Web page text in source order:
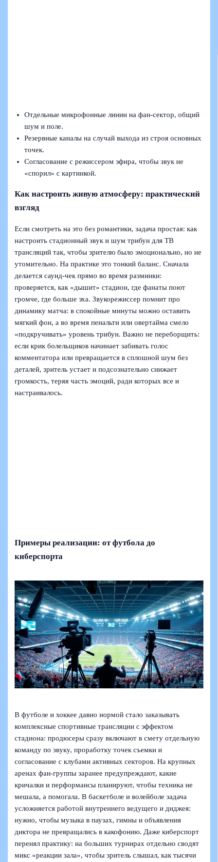
Отдельные микрофонные линии на фан-сектор, общий
шум и поле.
Резервные каналы на случай выхода из строя основных
точек.
Согласование с режиссером эфира, чтобы звук не
«спорил» с картинкой.
Как настроить живую атмосферу: практический
взгляд
Если смотреть на это без романтики, задача простая: как
настроить стадионный звук и шум трибун для ТВ
трансляций так, чтобы зрителю было эмоционально, но не
утомительно. На практике это тонкий баланс. Сначала
делается саунд-чек прямо во время разминки:
проверяется, как «дышит» стадион, где фанаты поют
громче, где больше эха. Звукорежиссер помнит про
динамику матча: в спокойные минуты можно оставить
мягкий фон, а во время пенальти или овертайма смело
«подкручивать» уровень трибун. Важно не переборщить:
если крик болельщиков начинает забивать голос
комментатора или превращается в сплошной шум без
деталей, зритель устает и подсознательно снижает
громкость, теряя часть эмоций, ради которых все и
настраивалось.
Примеры реализации: от футбола до
киберспорта
В футболе и хоккее давно нормой стало заказывать
комплексные спортивные трансляции с эффектом
стадиона: продюсеры сразу включают в смету отдельную
команду по звуку, проработку точек съемки и
согласование с клубами активных секторов. На крупных
аренах фан-группы заранее предупреждают, какие
кричалки и перформансы планируют, чтобы техника не
мешала, а помогала. В баскетболе и волейболе задача
усложняется работой внутреннего ведущего и диджея:
нужно, чтобы музыка в паузах, гимны и объявления
диктора не превращались в какофонию. Даже киберспорт
перенял практику: на больших турнирах отдельно сводят
микс «реакции зала», чтобы зритель слышал, как тысячи